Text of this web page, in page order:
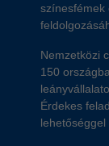
színesfémek
Nemzetközi
150
Érdekes